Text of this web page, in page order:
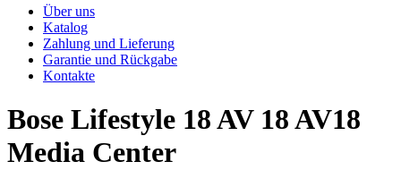
Über uns
Katalog
Zahlung und Lieferung
Garantie und Rückgabe
Kontakte
Bose Lifestyle 18 AV 18 AV18
Media Center